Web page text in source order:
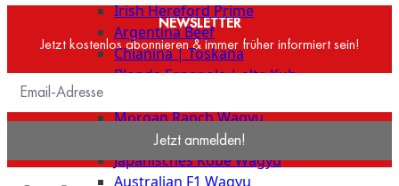
Irish Hereford Prime
Argentina Beef
Chianina | Toskana
Blonda Espanola | alte Kuh
Wagyu Beef
Morgan Ranch Wagyu
Japanisches Wagyu Beef
Japanisches Kobe Wagyu
Australian F1 Wagyu
NEWSLETTER
Jetzt kostenlos abonnieren & immer früher informiert sein!
Jetzt anmelden!